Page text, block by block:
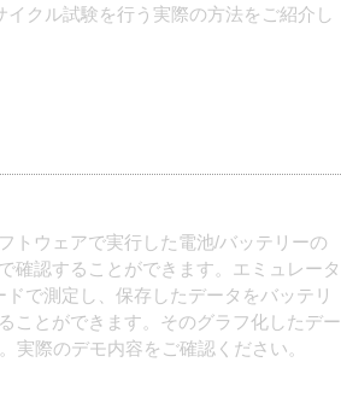
クル試験を行う実際の方法をご紹介し
トウェアで実行した電池/バッテリーの
確認することができます。エミュレータ
で測定し、保存したデータをバッテリ
ことができます。そのグラフ化したデー
実際のデモ内容をご確認ください。